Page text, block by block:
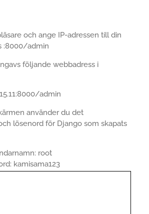
och ange IP-adressen till din
:8000/admin
följande webbadress i
admin
använder du det
lösenord för Django som skapats
root
kamisama123